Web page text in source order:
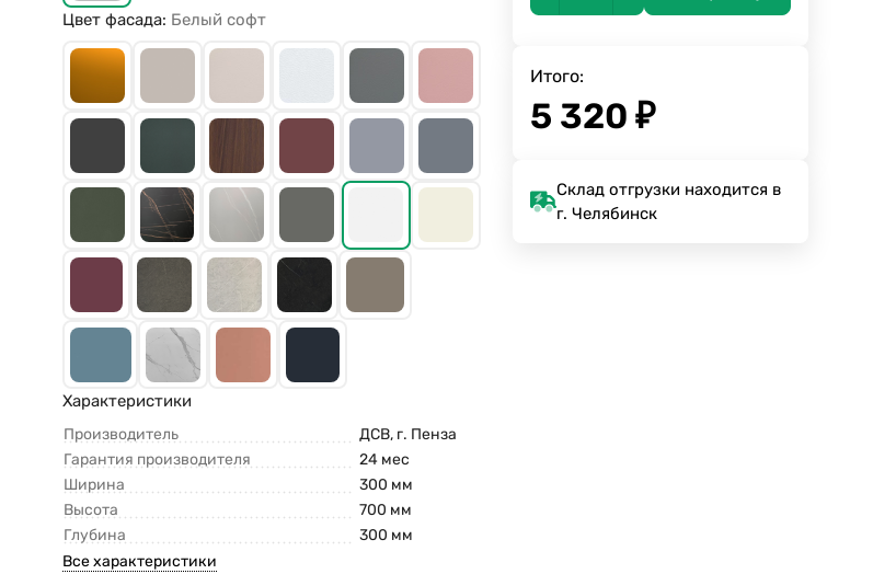
Цвет фасада: Белый софт
Характеристики
Производитель
ДСВ, г. Пенза
Гарантия производителя
24 мес
Ширина
300 мм
Высота
700 мм
Глубина
300 мм
Все характеристики
Итого:
5 320 ₽
Склад отгрузки находится в
г. Челябинск